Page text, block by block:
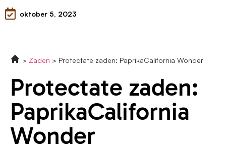
oktober 5, 2023
Zaden Protectate zaden: PaprikaCalifornia Wonder
Protectate zaden:
PaprikaCalifornia
Wonder